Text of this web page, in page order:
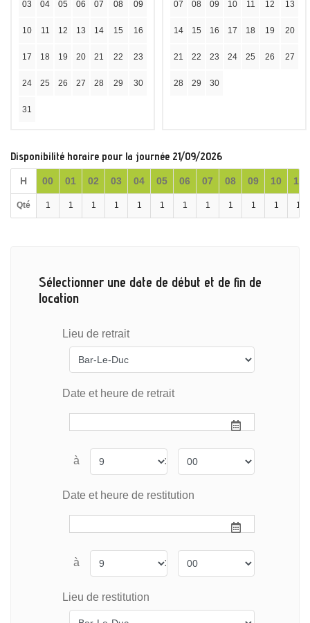
03 04 05 06 07 08 09
10 11 12 13 14 15 16
17 18 19 20 21 22 23
24 25 26 27 28 29 30
31
07 08 09 10 11 12 13
14 15 16 17 18 19 20
21 22 23 24 25 26 27
28 29 30
Disponibilité horaire pour la journée 21/09/2026
H 00 01 02 03 04 05 06 07 08 09 10 11
Qté 1 1 1 1 1 1 1 1 1 1 1 1
Sélectionner une date de début et de fin de
location
Lieu de retrait
Date et heure de retrait
à :
Date et heure de restitution
à :
Lieu de restitution